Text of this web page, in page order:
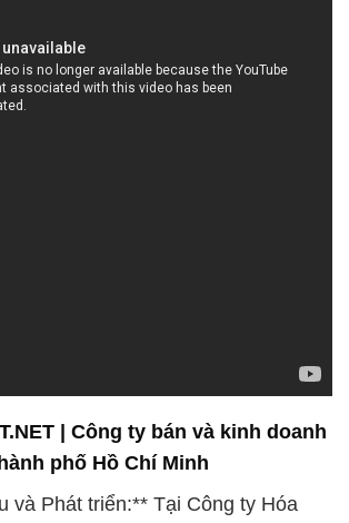
| Công ty bán và kinh doanh
phố Hồ Chí Minh
và Phát triển:** Tại Công ty Hóa